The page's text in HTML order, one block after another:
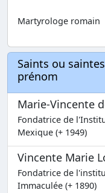
Martyrologe romain
Saints ou
prénom
Marie-Vincente
Fondatrice de
Mexique (+ 1949)
Vincente Marie
Fondatrice de
Immaculée (+ 1890)